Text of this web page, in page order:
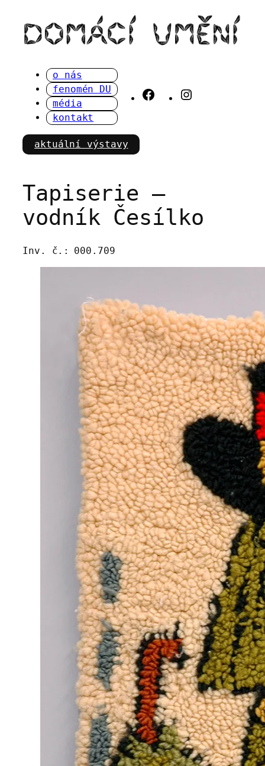
obsah
o nás
fenomén DU
média
kontakt
Facebook
aktuální výstavy
Tapiserie –
vodník Česílko
Inv. č.: 000.709